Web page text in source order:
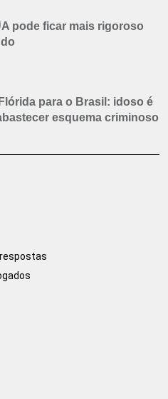
pode ficar mais rigoroso
para o Brasil: idoso é
esquema criminoso